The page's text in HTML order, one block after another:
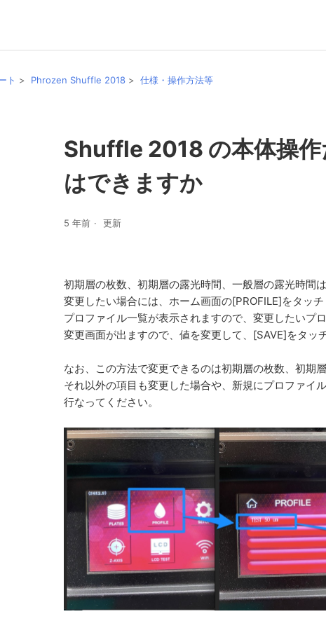
ト Phrozen Shuffle 2018 仕様・操作方法等
Shuffle 2018 の本体操
はできますか
5 年前 更新
初期層の枚数、初期層の露光時間、一般層の露光時間
変更したい場合には、ホーム画面の[PROFILE]をタッチ
プロファイル一覧が表示されますので、変更したいプ
変更画面が出ますので、値を変更して、[SAVE]をタッ
なお、この方法で変更できるのは初期層の枚数、初期
それ以外の項目も変更した場合や、新規にプロファイ
行なってください。